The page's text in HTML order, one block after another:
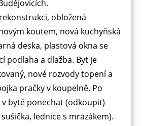
obložená
koutem, nová kuchyňská
deska, plastová okna se
podlaha a dlažba. Byt je
nové rozvody topení a
pračky v koupelně. Po
bytě ponechat (odkoupit)
lednice s mrazákem).